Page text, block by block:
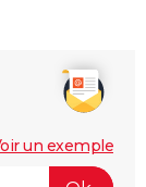
un exemple